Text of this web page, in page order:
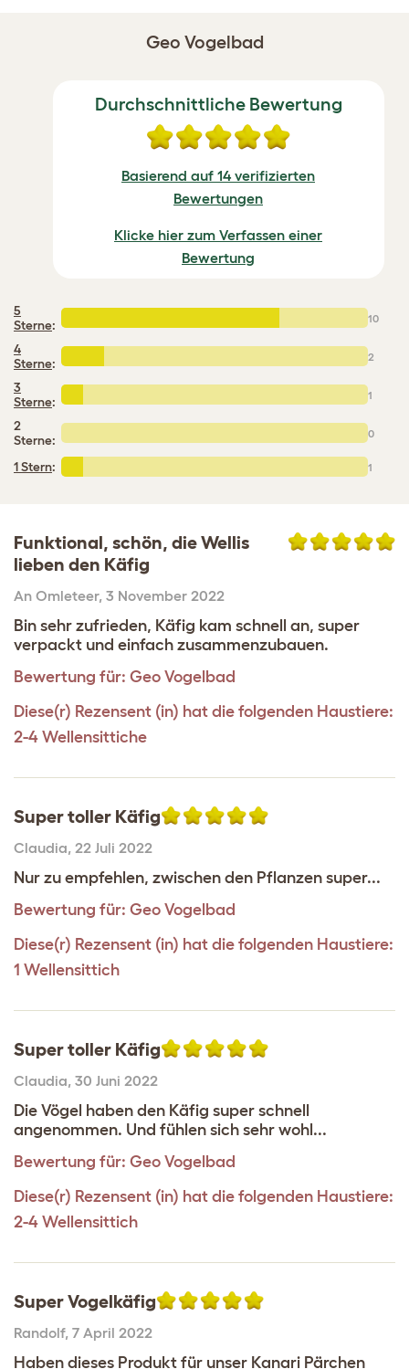
Geo Vogelbad
Durchschnittliche Bewertung
Basierend auf 14 verifizierten
Bewertungen
Klicke hier zum Verfassen einer
Bewertung
5
Sterne: 10
4
Sterne: 2
3
Sterne: 1
2
Sterne:
0
1 Stern: 1
Funktional, schön, die Wellis
lieben den Käfig
An Omleteer, 3 November 2022
Bin sehr zufrieden, Käfig kam schnell an, super
verpackt und einfach zusammenzubauen.
Bewertung für: Geo Vogelbad
Diese(r) Rezensent (in) hat die folgenden Haustiere:
2-4 Wellensittiche
Super toller Käfig
Claudia, 22 Juli 2022
Nur zu empfehlen, zwischen den Pflanzen super...
Bewertung für: Geo Vogelbad
Diese(r) Rezensent (in) hat die folgenden Haustiere:
1 Wellensittich
Super toller Käfig
Claudia, 30 Juni 2022
Die Vögel haben den Käfig super schnell
angenommen. Und fühlen sich sehr wohl...
Bewertung für: Geo Vogelbad
Diese(r) Rezensent (in) hat die folgenden Haustiere:
2-4 Wellensittich
Super Vogelkäfig
Randolf, 7 April 2022
Haben dieses Produkt für unser Kanari Pärchen